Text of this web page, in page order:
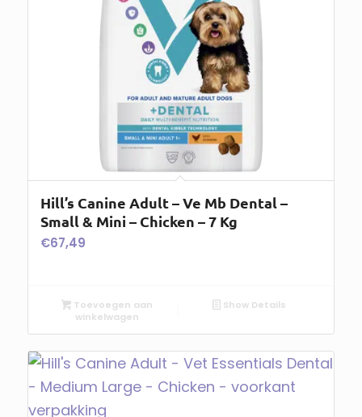
Hill’s Canine Adult – Ve Mb Dental –
Small & Mini – Chicken – 7 Kg
€67,49
Toevoegen aan
winkelwagen
Show Details